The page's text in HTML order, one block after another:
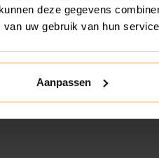
deze gegevens
uw gebruik van hun
Aanpassen